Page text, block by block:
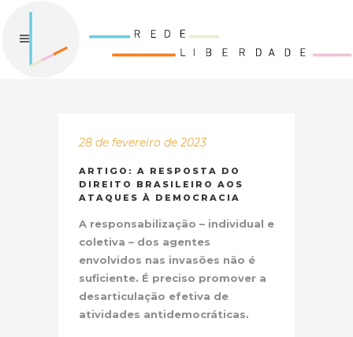
28 de fevereiro de 2023
ARTIGO: A RESPOSTA DO
DIREITO BRASILEIRO AOS
ATAQUES À DEMOCRACIA
A responsabilização – individual e
coletiva – dos agentes
envolvidos nas invasões não é
suficiente. É preciso promover a
desarticulação efetiva de
atividades antidemocráticas.